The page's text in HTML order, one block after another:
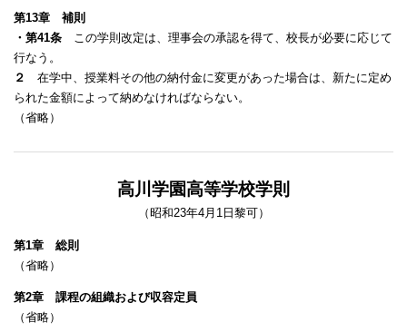
第13章 補則
・第41条 この学則改定は、理事会の承認を得て、校長が必要に応じて
行なう。
２
在学中、授業料その他の納付金に変更があった場合は、新たに定め
られた金額によって納めなければならない。
（省略）
高川学園高等学校学則
（昭和23年4月1日黎可）
第1章 総則
（省略）
第2章 課程の組織および収容定員
（省略）